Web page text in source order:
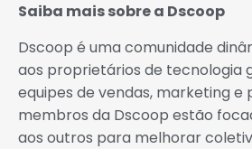
Saiba mais sobre a Dscoop
Dscoop é uma comunidade
aos proprietários de tecnologia
equipes de vendas, marketing e
membros da Dscoop estão
aos outros para melhorar